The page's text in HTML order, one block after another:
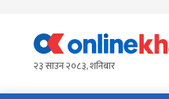
content२३ साउन २०८३, शनिबार